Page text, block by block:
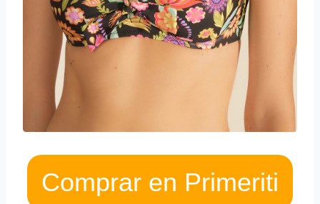
Comprar en Primeriti